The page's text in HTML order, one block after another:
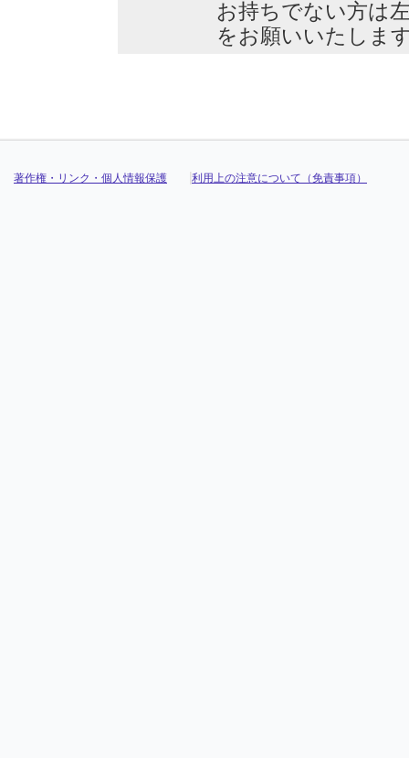
お持ちでない方は
をお願いいたしま
著作権・リンク・個人情報保護 利用上の注意について（免責事項）